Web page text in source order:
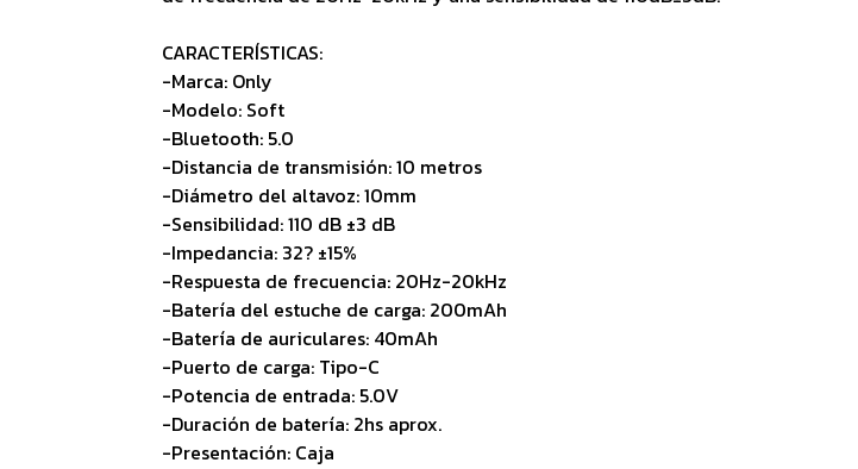
CARACTERÍSTICAS:
-Marca: Only
-Modelo: Soft
-Bluetooth: 5.0
-Distancia de transmisión: 10 metros
-Diámetro del altavoz: 10mm
-Sensibilidad: 110 dB ±3 dB
-Impedancia: 32? ±15%
-Respuesta de frecuencia: 20Hz-20kHz
-Batería del estuche de carga: 200mAh
-Batería de auriculares: 40mAh
-Puerto de carga: Tipo-C
-Potencia de entrada: 5.0V
-Duración de batería: 2hs aprox.
-Presentación: Caja